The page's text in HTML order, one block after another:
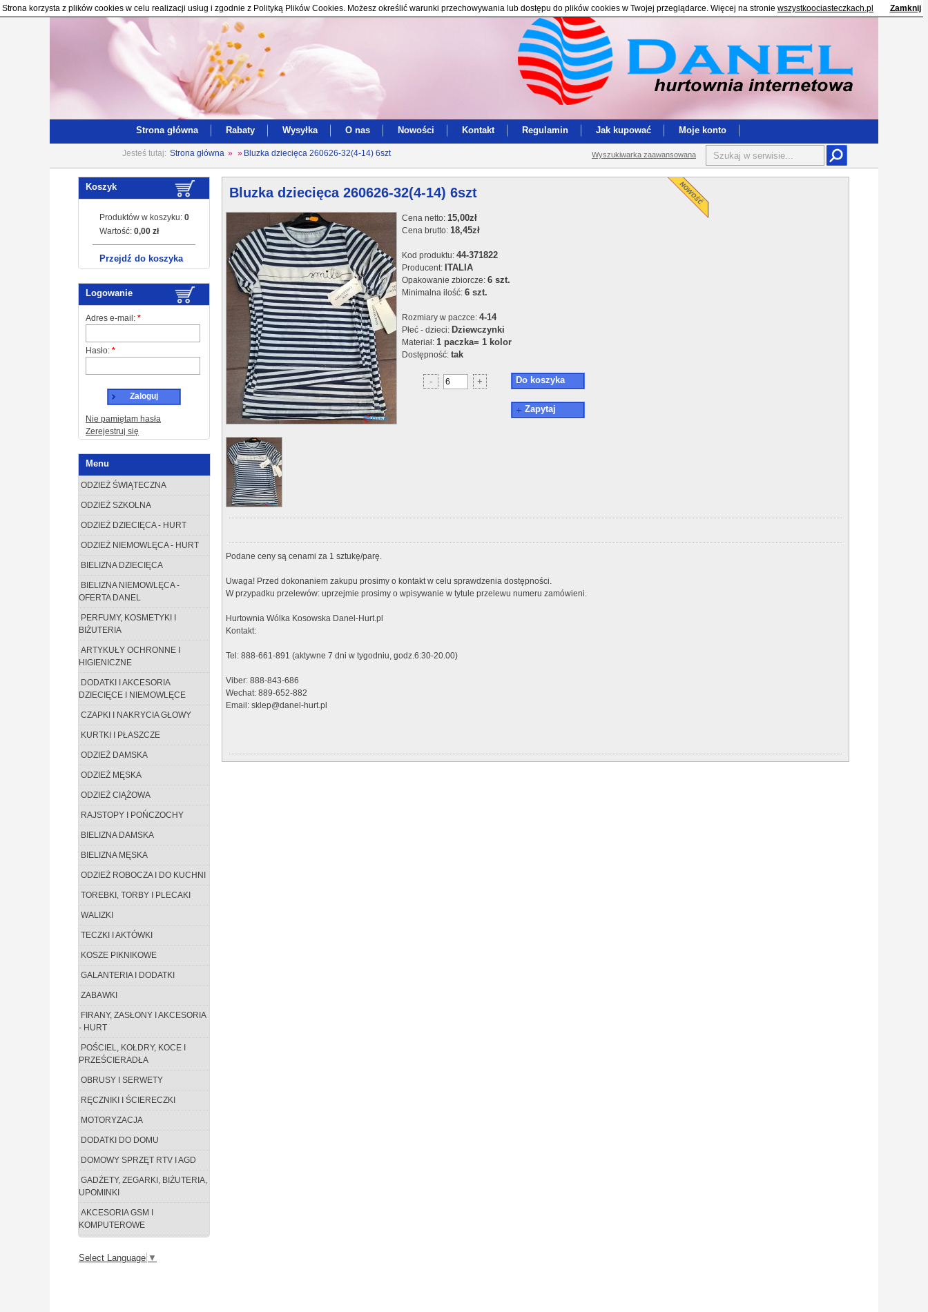
Strona korzysta z plików cookies w celu realizacji usług i zgodnie z Polityką Plików Cookies. Możesz określić warunki przechowywania lub dostępu do plików cookies w Twojej przeglądarce. Więcej na stronie wszystkoociasteczkach.pl Zamknij
Wyszukiwarka zaawansowana
Strona główna Rabaty Wysyłka O nas Nowości Kontakt Regulamin Jak kupować Moje konto
Jesteś tutaj: Strona główna » » Bluzka dziecięca 260626-32(4-14) 6szt
Koszyk
Produktów w koszyku: 0
Wartość: 0,00 zł
Przejdź do koszyka
Logowanie
Adres e-mail: *
Hasło: *
Zaloguj
Nie pamiętam hasła
Zerejestruj się
Menu
ODZIEŻ ŚWIĄTECZNA
ODZIEŻ SZKOLNA
ODZIEŻ DZIECIĘCA - HURT
ODZIEŻ NIEMOWLĘCA - HURT
BIELIZNA DZIECIĘCA
BIELIZNA NIEMOWLĘCA -
OFERTA DANEL
PERFUMY, KOSMETYKI I
BIŻUTERIA
ARTYKUŁY OCHRONNE I
HIGIENICZNE
DODATKI I AKCESORIA
DZIECIĘCE I NIEMOWLĘCE
CZAPKI I NAKRYCIA GŁOWY
KURTKI I PŁASZCZE
ODZIEŻ DAMSKA
ODZIEŻ MĘSKA
ODZIEŻ CIĄŻOWA
RAJSTOPY I POŃCZOCHY
BIELIZNA DAMSKA
BIELIZNA MĘSKA
ODZIEŻ ROBOCZA I DO KUCHNI
TOREBKI, TORBY I PLECAKI
WALIZKI
TECZKI I AKTÓWKI
KOSZE PIKNIKOWE
GALANTERIA I DODATKI
ZABAWKI
FIRANY, ZASŁONY I AKCESORIA
- HURT
POŚCIEL, KOŁDRY, KOCE I
PRZEŚCIERADŁA
OBRUSY I SERWETY
RĘCZNIKI I ŚCIERECZKI
MOTORYZACJA
DODATKI DO DOMU
DOMOWY SPRZĘT RTV I AGD
GADŻETY, ZEGARKI, BIŻUTERIA,
UPOMINKI
AKCESORIA GSM I
KOMPUTEROWE
Select Language ▼
Bluzka dziecięca 260626-32(4-14) 6szt
Cena netto: 15,00zł
Cena brutto: 18,45zł
Kod produktu: 44-371822
Producent: ITALIA
Opakowanie zbiorcze: 6 szt.
Minimalna ilość: 6 szt.
Rozmiary w paczce: 4-14
Płeć - dzieci: Dziewczynki
Materiał: 1 paczka= 1 kolor
Dostępność: tak
- + Do koszyka
Zapytaj
Podane ceny są cenami za 1 sztukę/parę.
Uwaga! Przed dokonaniem zakupu prosimy o kontakt w celu sprawdzenia dostępności.
W przypadku przelewów: uprzejmie prosimy o wpisywanie w tytule przelewu numeru zamówieni.
Hurtownia Wólka Kosowska Danel-Hurt.pl
Kontakt:
Tel: 888-661-891 (aktywne 7 dni w tygodniu, godz.6:30-20.00)
Viber: 888-843-686
Wechat: 889-652-882
Email: sklep@danel-hurt.pl